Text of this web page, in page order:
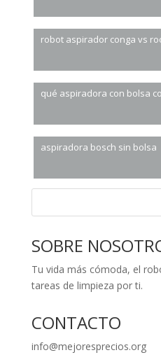
robot aspirador conga vs
qué aspiradora con bolsa
aspiradora bosch sin bolsa
SOBRE
Tu vida más cómoda, el
tareas de limpieza por ti.
CONTACTO
info@mejoresprecios.org